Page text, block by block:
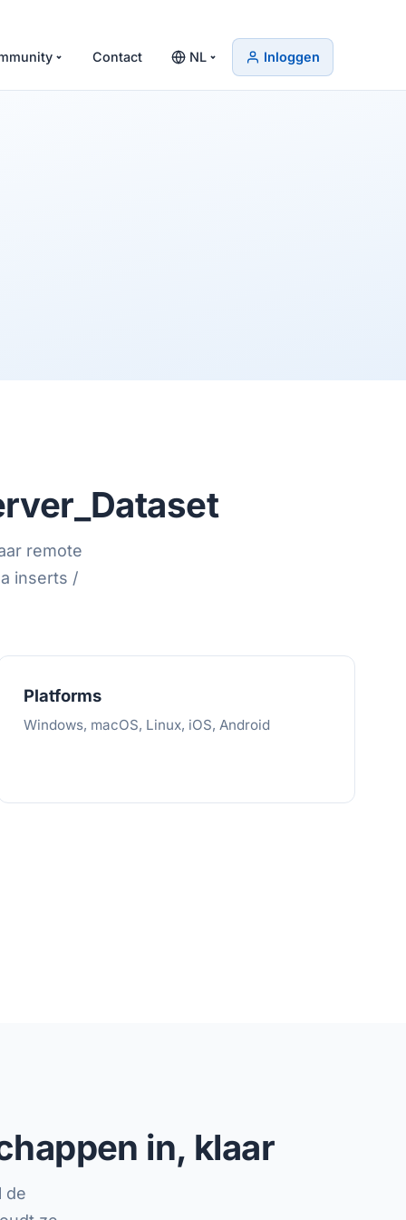
Contact NL Inloggen
remote
inserts /
Platforms
Windows, macOS, Linux, iOS, Android
in, klaar
de